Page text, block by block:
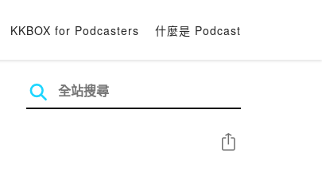
KKBOX for Podcasters 什麼是 Podcast
分享